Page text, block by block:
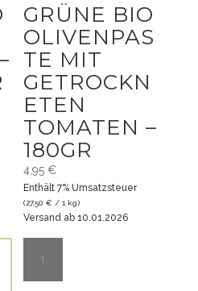
GRÜNE BIO
OLIVENPAS
TE MIT
GETROCKN
ETEN
TOMATEN –
180GR
4,95€
Enthält 7% Umsatzsteuer
(27,50€ / 1 kg)
Versand ab 10.01.2026
Grüne
Bio